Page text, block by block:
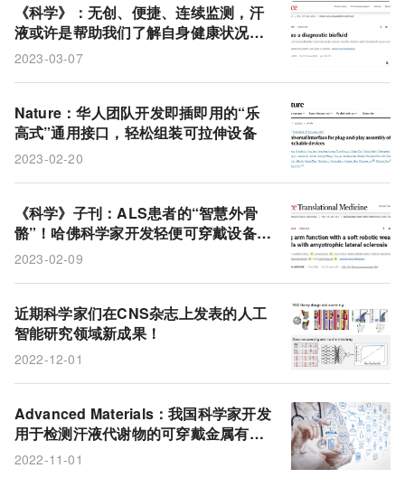
《科学》：无创、便捷、连续监测，汗
液或许是帮助我们了解自身健康状况的
最好载体
2023-03-07
Nature：华人团队开发即插即用的“乐
高式”通用接口，轻松组装可拉伸设备
2023-02-20
《科学》子刊：ALS患者的“智慧外骨
骼”！哈佛科学家开发轻便可穿戴设备，
协助ALS患者恢复上肢功能，穿戴负担
2023-02-09
近期科学家们在CNS杂志上发表的人工
智能研究领域新成果！
2022-12-01
Advanced Materials：我国科学家开发
用于检测汗液代谢物的可穿戴金属有机
框架传感器
2022-11-01